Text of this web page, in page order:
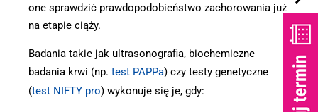
one sprawdzić prawdopodobieństwo zachorowania już
na etapie ciąży.
Badania takie jak ultrasonografia, biochemiczne
badania krwi (np. test PAPPa) czy testy genetyczne
(test NIFTY pro) wykonuje się je, gdy: